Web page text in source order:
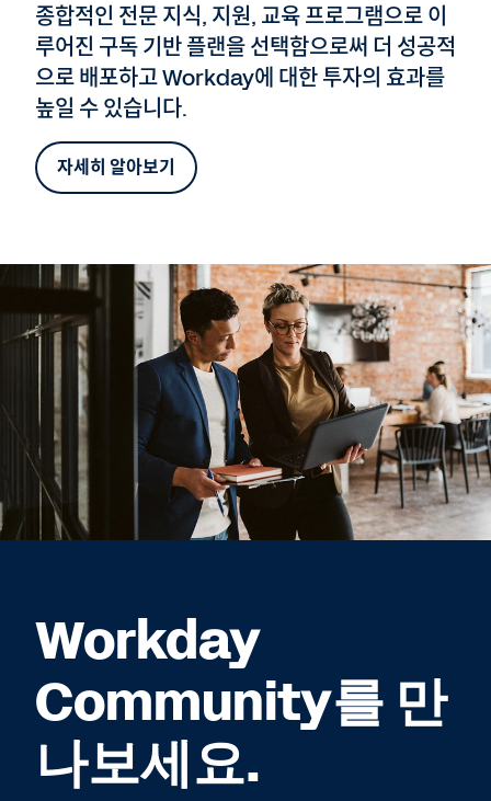
종합적인 전문 지식, 지원, 교육 프로그램으로 이
루어진 구독 기반 플랜을 선택함으로써 더 성공적
으로 배포하고 Workday에 대한 투자의 효과를
높일 수 있습니다.
자세히 알아보기
Workday
Community를 만
나보세요.